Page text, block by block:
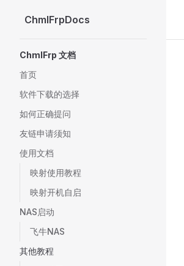
Skip to content
ChmlFrpDocs
ChmlFrp 文档
首页
软件下载的选择
如何正确提问
友链申请须知
使用文档
映射使用教程
映射开机自启
NAS启动
飞牛NAS
其他教程